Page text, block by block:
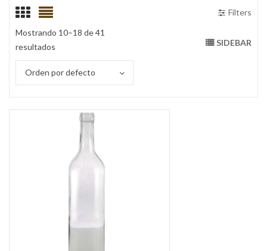
Botella Galonera 4000 ML
Boella de Ron 125 Petaca
Filters
Mostrando 10–18 de 41
resultados
SIDEBAR
Orden por defecto